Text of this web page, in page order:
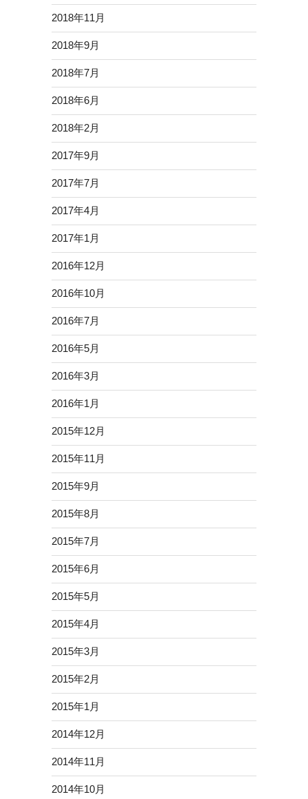
2018年11月
2018年9月
2018年7月
2018年6月
2018年2月
2017年9月
2017年7月
2017年4月
2017年1月
2016年12月
2016年10月
2016年7月
2016年5月
2016年3月
2016年1月
2015年12月
2015年11月
2015年9月
2015年8月
2015年7月
2015年6月
2015年5月
2015年4月
2015年3月
2015年2月
2015年1月
2014年12月
2014年11月
2014年10月